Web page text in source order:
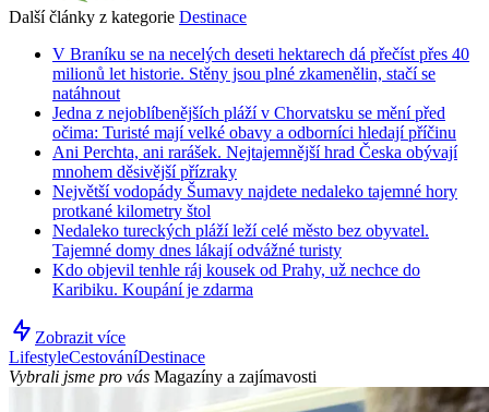
Další články z kategorie Destinace
V Braníku se na necelých deseti hektarech dá přečíst přes 40
milionů let historie. Stěny jsou plné zkamenělin, stačí se
natáhnout
Jedna z nejoblíbenějších pláží v Chorvatsku se mění před
očima: Turisté mají velké obavy a odborníci hledají příčinu
Ani Perchta, ani rarášek. Nejtajemnější hrad Česka obývají
mnohem děsivější přízraky
Největší vodopády Šumavy najdete nedaleko tajemné hory
protkané kilometry štol
Nedaleko tureckých pláží leží celé město bez obyvatel.
Tajemné domy dnes lákají odvážné turisty
Kdo objevil tenhle ráj kousek od Prahy, už nechce do
Karibiku. Koupání je zdarma
Zobrazit více
LifestyleCestováníDestinace
Vybrali jsme pro vás Magazíny a zajímavosti